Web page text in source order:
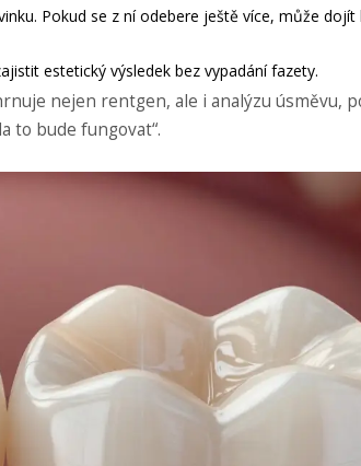
Pokud se z ní odebere ještě více, může dojít
estetický výsledek bez vypadání fazety.
nejen rentgen, ale i analýzu úsměvu,
to bude fungovat“.